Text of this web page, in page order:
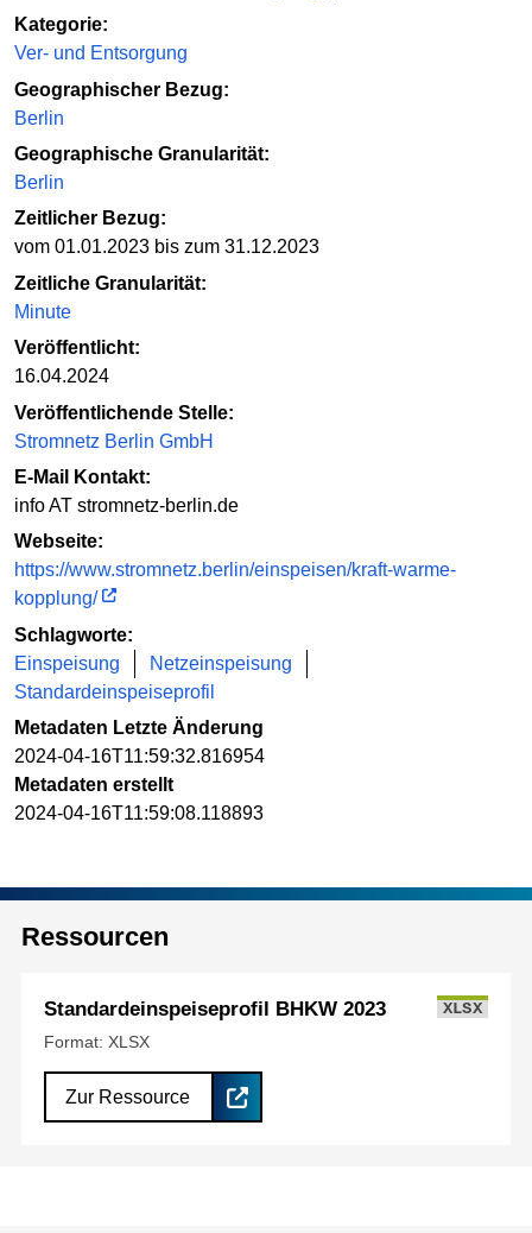
Kategorie:
Ver- und Entsorgung
Geographischer Bezug:
Berlin
Geographische Granularität:
Berlin
Zeitlicher Bezug:
vom 01.01.2023 bis zum 31.12.2023
Zeitliche Granularität:
Minute
Veröffentlicht:
16.04.2024
Veröffentlichende Stelle:
Stromnetz Berlin GmbH
E-Mail Kontakt:
info AT stromnetz-berlin.de
Webseite:
https://www.stromnetz.berlin/einspeisen/kraft-warme-
kopplung/
Schlagworte:
Einspeisung
Netzeinspeisung
Standardeinspeiseprofil
Metadaten Letzte Änderung
2024-04-16T11:59:32.816954
Metadaten erstellt
2024-04-16T11:59:08.118893
Ressourcen
Standardeinspeiseprofil BHKW 2023
XLSX
Format: XLSX
Zur Ressource